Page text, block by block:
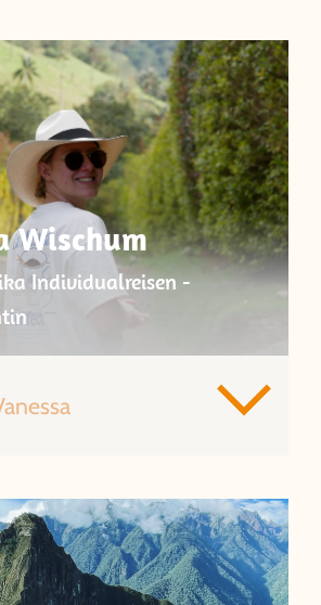
Wischum
Individualreisen -